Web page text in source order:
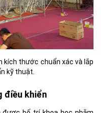
kích thước chuẩn xác và lắp
kỹ thuật.
điều khiển